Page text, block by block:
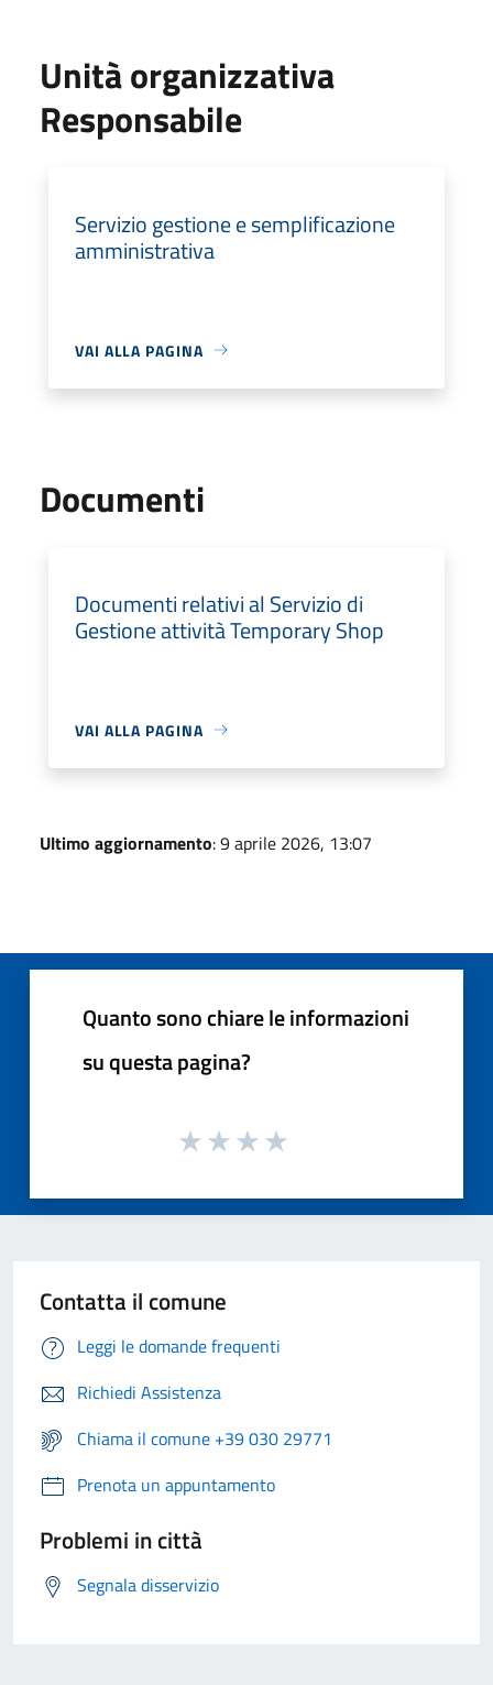
Unità organizzativa
Responsabile
Servizio gestione e semplificazione
amministrativa
VAI ALLA PAGINA
Documenti
Documenti relativi al Servizio di
Gestione attività Temporary Shop
VAI ALLA PAGINA
Ultimo aggiornamento: 9 aprile 2026, 13:07
Quanto sono chiare le informazioni
su questa pagina?
Contatta il comune
Leggi le domande frequenti
Richiedi Assistenza
Chiama il comune +39 030 29771
Prenota un appuntamento
Problemi in città
Segnala disservizio